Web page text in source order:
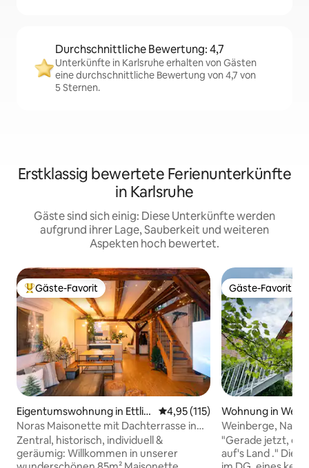
Durchschnittliche Bewertung: 4,7
Unterkünfte in Karlsruhe erhalten von Gästen
eine durchschnittliche Bewertung von 4,7 von
5 Sternen.
Erstklassig bewertete Ferienunterkünfte
in Karlsruhe
Gäste sind sich einig: Diese Unterkünfte werden
aufgrund ihrer Lage, Sauberkeit und weiteren
Aspekten hoch bewertet.
Beliebter Gäste-Favorit.
Gäste-Favorit
Eigentumswohnung in Ettlin
gen
Durchschnittliche Bewertung:
4,95 (115)
Noras Maisonette mit Dachterrasse in
der Altstadt
Zentral, historisch, individuell &
geräumig: Willkommen in unserer
Gäste-Favorit
Gäste-Favorit
Wohnung in
Weinberge,
Umgebung
"Gerade jetzt,
auf's Land ." Die